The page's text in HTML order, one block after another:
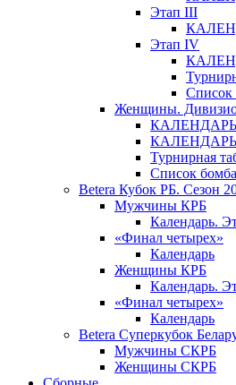
Этап III
Этап IV
Список
Женщины.
Турнирная
Список
Betera Кубок РБ. Сезон
Мужчины КРБ
Календарь.
«Финал четырех»
Календарь
Женщины КРБ
Календарь.
«Финал четырех»
Календарь
Betera Суперкубок
Мужчины СКРБ
Женщины СКРБ